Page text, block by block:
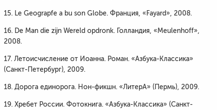
15. Le Geograpfe a bu son Globe. Франция, «Fayard», 2008.
16. De Man die zijn Wereld opdronk. Голландия, «Meulenhoff»,
2008.
17. Летоисчисление от Иоанна. Роман. «Азбука-Классика»
(Санкт-Петербург), 2009.
18. Дорога единорога. Нон-фикшн. «ЛитерА» (Пермь), 2009.
19. Хребет России. Фотокнига. «Азбука-Классика» (Санкт-